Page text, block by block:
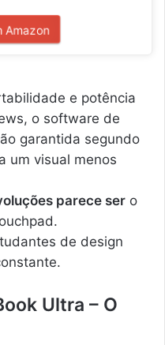
Amazon
e potência
o software de
garantida segundo
um visual menos
parece ser o
de design
Ultra – O